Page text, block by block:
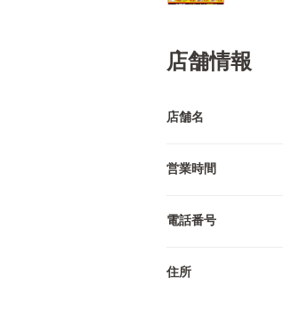
店舗情報
店舗名
営業時間
電話番号
住所